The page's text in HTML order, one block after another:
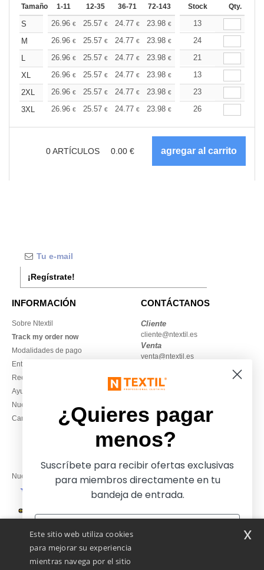
Tamaño 1-11 12-35 36-71 72-143 144-287 288 +
Stock Qty.
S 26.96 € 25.57 € 24.77 € 23.98 € 22.77€
13
M
26.96 € 25.57 € 24.77 € 23.98 € 22.77€
24
L
26.96 € 25.57 € 24.77 € 23.98 € 22.77€
21
XL
26.96 € 25.57 € 24.77 € 23.98 € 22.77€
13
2XL
26.96 € 25.57 € 24.77 € 23.98 € 22.77€
23
3XL
26.96 € 25.57 € 24.77 € 23.98 € 22.77€
26
0ARTÍCULOS 0.00 €
¡Regístrate!
INFORMACIÓN
Sobre Ntextil
Track my order now
Modalidades de pago
Entrega
Reembolsos / devoluciones
Ayuda & FAQs
Nuestros compromisos
Camisetas locales al por mayor
CONTÁCTANOS
Cliente
cliente@ntextil.es
Venta
venta@ntextil.es
930 410 200
Viernes: 10:00–14:00
Nuestros socios financieros
Este sitio web utiliza cookies
para mejorar su experiencia
mientras navega por el sitio
x
¿Quieres pagar
menos?
Suscríbete para recibir ofertas exclusivas
para miembros directamente en tu
bandeja de entrada.